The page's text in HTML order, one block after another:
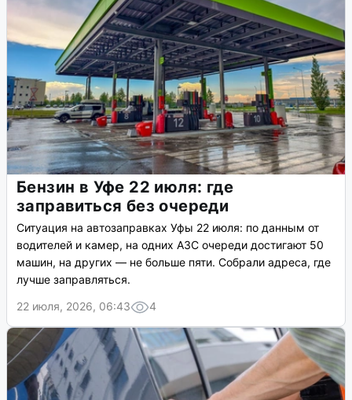
Бензин в Уфе 22 июля: где
заправиться без очереди
Ситуация на автозаправках Уфы 22 июля: по данным от
водителей и камер, на одних АЗС очереди достигают 50
машин, на других — не больше пяти. Собрали адреса, где
лучше заправляться.
22 июля, 2026, 06:43
4